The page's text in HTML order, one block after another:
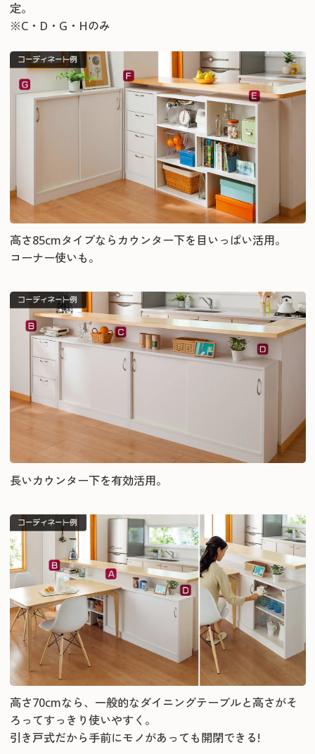
定。
※C・D・G・Hのみ
高さ85cmタイプならカウンター下を目いっぱい活用。
コーナー使いも。
長いカウンター下を有効活用。
高さ70cmなら、一般的なダイニングテーブルと高さがそ
ろってすっきり使いやすく。
引き戸式だから手前にモノがあっても開閉できる!